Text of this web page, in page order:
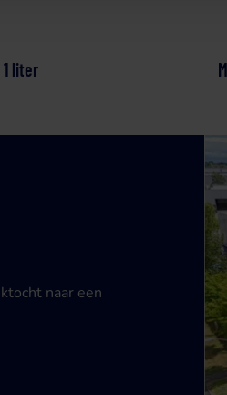
liter
naar een